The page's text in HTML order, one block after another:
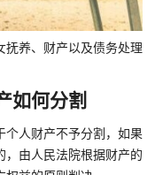
抚养、财产以及债务处理
何分割
人财产不予分割，如果
，由人民法院根据财产的